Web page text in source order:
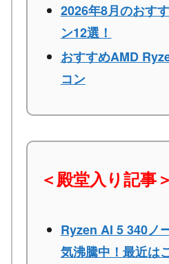
2026年8月のおす
ン12選！
おすすめAMD
コン
＜殿堂入り記事＞
Ryzen AI 5 340ノ
気沸騰中！最近は